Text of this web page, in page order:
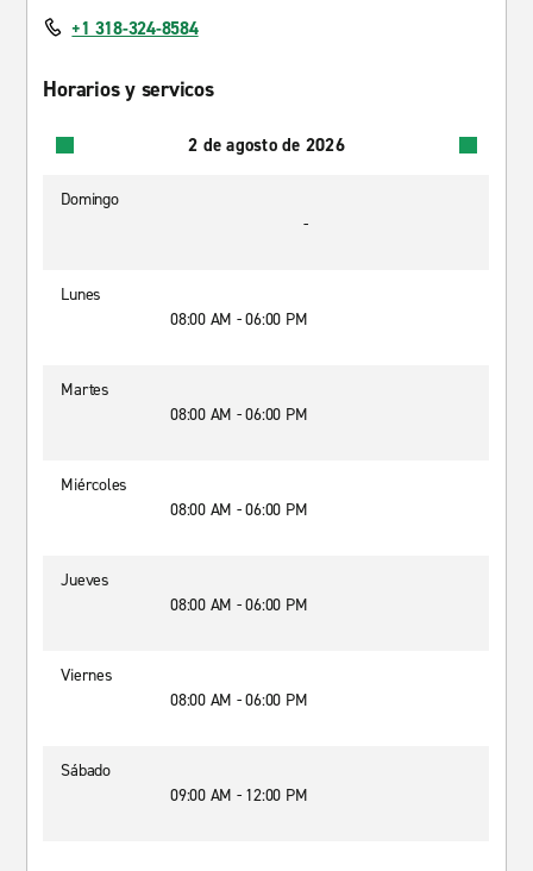
+1 318-324-8584
Horarios y servicos
2 de agosto de 2026
Domingo
-
Lunes
08:00 AM - 06:00 PM
Martes
08:00 AM - 06:00 PM
Miércoles
08:00 AM - 06:00 PM
Jueves
08:00 AM - 06:00 PM
Viernes
08:00 AM - 06:00 PM
Sábado
09:00 AM - 12:00 PM